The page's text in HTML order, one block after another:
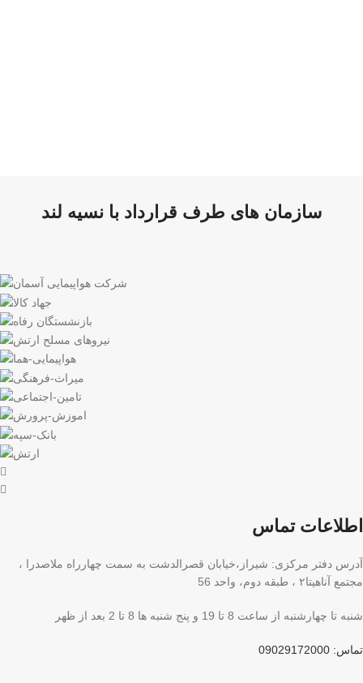
سازمان های طرف قرارداد با نسیه لند
اطلاعات تماس
آدرس دفتر مرکزی: شیراز،خیابان قصرالدشت به سمت چهارراه ملاصدرا ،
مجتمع آناهیتا۲ ، طبقه دوم، واحد 56
شنبه تا چهارشنبه از ساعت 8 تا 19 و پنج شنبه ها 8 تا 2 بعد از ظهر
تماس: 09029172000